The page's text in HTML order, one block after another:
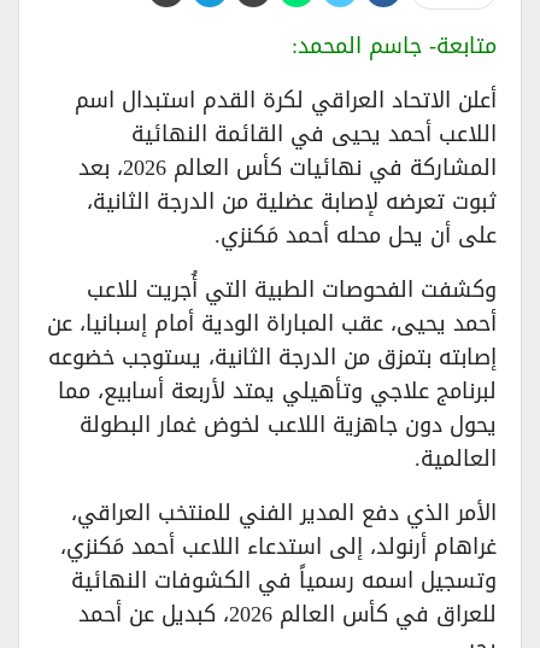
متابعة- جاسم المحمد:
أعلن الاتحاد العراقي لكرة القدم استبدال اسم
اللاعب أحمد يحيى في القائمة النهائية
المشاركة في نهائيات كأس العالم 2026، بعد
ثبوت تعرضه لإصابة عضلية من الدرجة الثانية،
على أن يحل محله أحمد مَكنزي.
وكشفت الفحوصات الطبية التي أُجريت للاعب
أحمد يحيى، عقب المباراة الودية أمام إسبانيا، عن
إصابته بتمزق من الدرجة الثانية، يستوجب خضوعه
لبرنامج علاجي وتأهيلي يمتد لأربعة أسابيع، مما
يحول دون جاهزية اللاعب لخوض غمار البطولة
العالمية.
الأمر الذي دفع المدير الفني للمنتخب العراقي،
غراهام أرنولد، إلى استدعاء اللاعب أحمد مَكنزي،
وتسجيل اسمه رسمياً في الكشوفات النهائية
للعراق في كأس العالم 2026، كبديل عن أحمد